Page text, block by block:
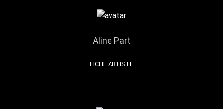
Aline Part
FICHE ARTISTE